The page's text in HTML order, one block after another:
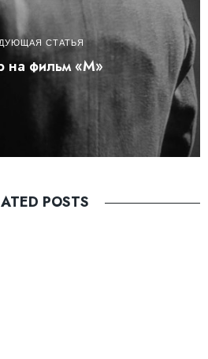
СТАТЬЯ
на фильм «М»
POSTS